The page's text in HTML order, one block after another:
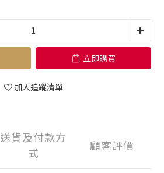
立即購買
加入追蹤清單
送貨及付款方
式
顧客評價